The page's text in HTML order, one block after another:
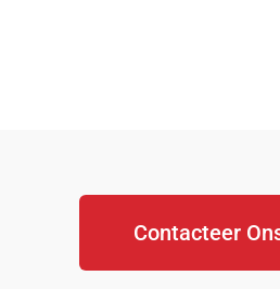
Contacteer